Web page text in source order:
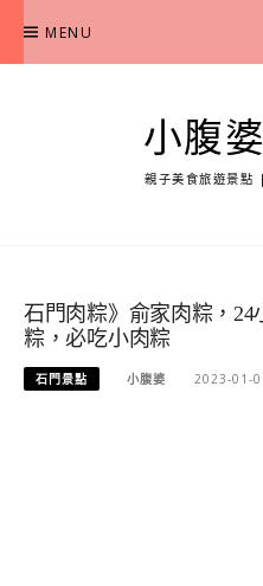
content
MENU
小腹
親子美食旅遊景
石門肉粽》俞家肉粽，
粽，必吃小肉粽
石門景點 小腹婆 2023-01-